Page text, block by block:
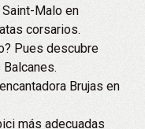
Malo en
corsarios.
Pues descubre
Brujas en
más adecuadas